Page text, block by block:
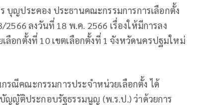
บุญประคอง ประธานคณะกรรมการการเลือกตั้ง
ลงวันที่ 18 พ.ค. 2566 เรื่องให้มีการลง
อกตั้งที่ 10 เขตเลือกตั้งที่ 1 จังหวัดนครปฐมใหม่
รณีคณะกรรมการประจำหน่วยเลือกตั้ง ได้
ญญัติประกอบรัฐธรรมนูญ (พ.ร.ป.) ว่าด้วยการ